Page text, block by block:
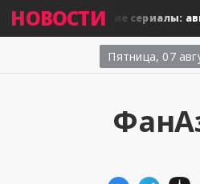
НОВОСТИ
Новые тайские сериалы:
Пятница, 07